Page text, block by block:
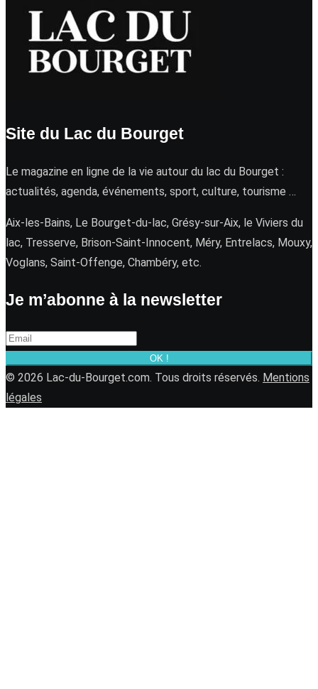
Site du Lac du Bourget
Le magazine en ligne de la vie autour du lac du Bourget :
actualités, agenda, événements, sport, culture, tourisme …
Aix-les-Bains, Le Bourget-du-lac, Grésy-sur-Aix, le Viviers du
lac, Tresserve, Brison-Saint-Innocent, Méry, Entrelacs, Mouxy,
Voglans, Saint-Offenge, Chambéry, etc.
Je m’abonne à la newsletter
OK !
© 2026 Lac-du-Bourget.com. Tous droits réservés. Mentions
légales